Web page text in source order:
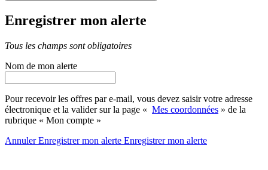
Enregistrer mon alerte
Tous les champs sont obligatoires
Nom de mon alerte
Pour recevoir les offres par e-mail, vous devez saisir votre adresse
électronique et la valider sur la page « Mes coordonnées » de la
rubrique « Mon compte »
AnnulerEnregistrer mon alerte Enregistrermon alerte